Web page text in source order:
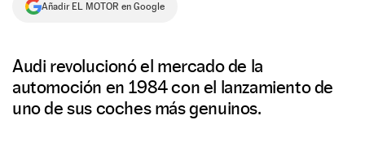
Añadir EL MOTOR en Google
Audi revolucionó el mercado de la
automoción en 1984 con el lanzamiento de
uno de sus coches más genuinos.